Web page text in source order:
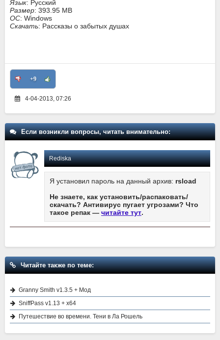
Язык: Русский
Размер: 393.95 MB
ОС: Windows
Скачать: Рассказы о забытых душах
+9
4-04-2013, 07:26
Если возникли вопросы, читать внимательно:
Rediska
Я установил пароль на данный архив: rsload
Не знаете, как установить/распаковать/
скачать? Антивирус пугает угрозами? Что
такое репак — читайте тут.
Читайте также по теме:
Granny Smith v1.3.5 + Мод
SniffPass v1.13 + x64
Путешествие во времени. Тени в Ла Рошель